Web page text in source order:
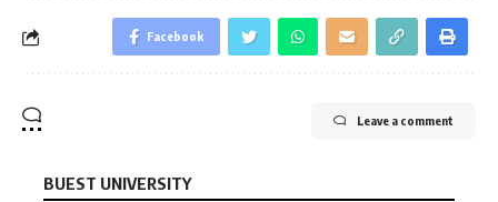
Facebook
Leave a comment
BUEST UNIVERSITY